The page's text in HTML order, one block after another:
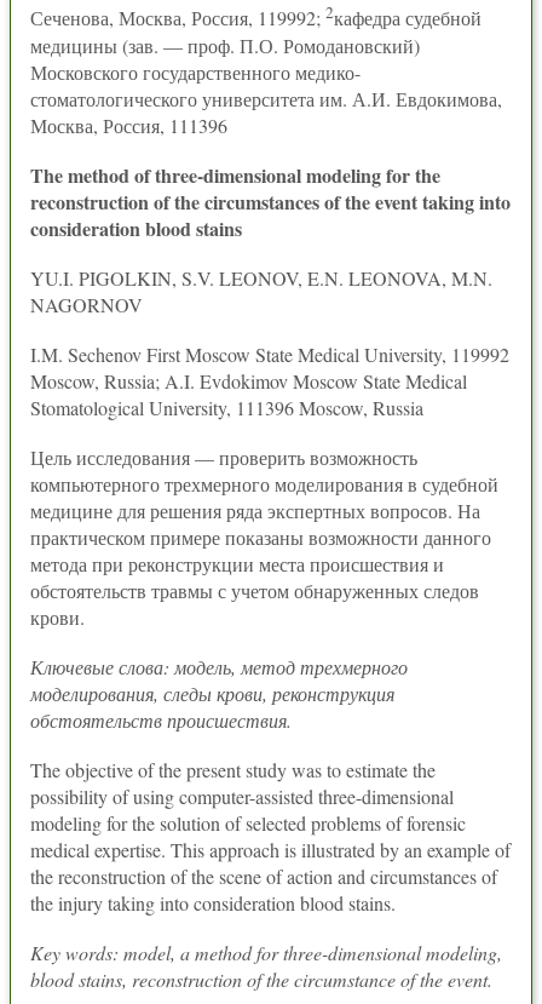
Сеченова, Москва, Россия, 119992; 2кафедра судебной
медицины (зав. — проф. П.О. Ромодановский)
Московского государственного медико-
стоматологического университета им. А.И. Евдокимова,
Москва, Россия, 111396
The method of three-dimensional modeling for the
reconstruction of the circumstances of the event taking into
consideration blood stains
YU.I. PIGOLKIN, S.V. LEONOV, E.N. LEONOVA, M.N.
NAGORNOV
I.M. Sechenov First Moscow State Medical University, 119992
Moscow, Russia; A.I. Evdokimov Moscow State Medical
Stomatological University, 111396 Moscow, Russia
Цель исследования — проверить возможность
компьютерного трехмерного моделирования в судебной
медицине для решения ряда экспертных вопросов. На
практическом примере показаны возможности данного
метода при реконструкции места происшествия и
обстоятельств травмы с учетом обнаруженных следов
крови.
Ключевые слова: модель, метод трехмерного
моделирования, следы крови, реконструкция
обстоятельств происшествия.
The objective of the present study was to estimate the
possibility of using computer-assisted three-dimensional
modeling for the solution of selected problems of forensic
medical expertise. This approach is illustrated by an example of
the reconstruction of the scene of action and circumstances of
the injury taking into consideration blood stains.
Key words: model, a method for three-dimensional modeling,
blood stains, reconstruction of the circumstance of the event.